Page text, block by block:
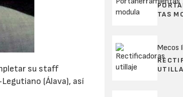
su staff
(Álava), así
TAS
Mecos